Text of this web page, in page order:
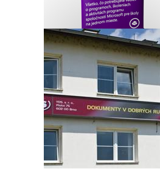
Světelný panel na
sídla firmy